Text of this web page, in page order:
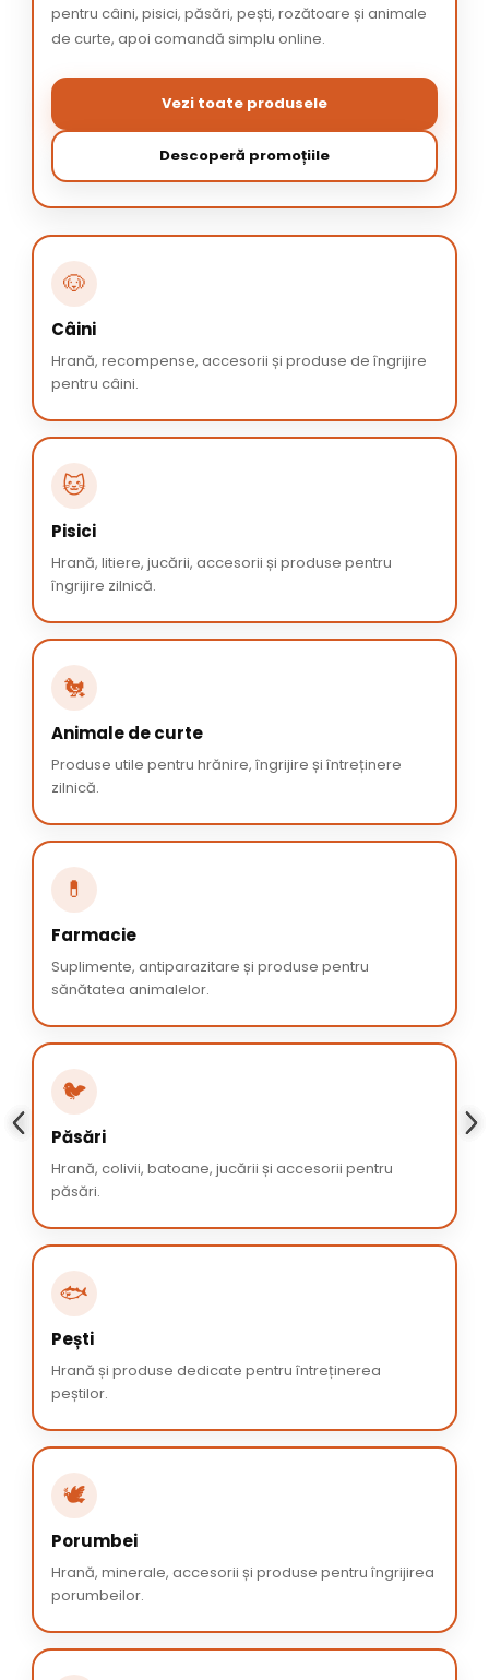
pentru câini, pisici, păsări, pești, rozătoare și animale
de curte, apoi comandă simplu online.
Vezi toate produsele
Descoperă promoțiile
🐶
Câini
Hrană, recompense, accesorii și produse de îngrijire
pentru câini.
🐱
Pisici
Hrană, litiere, jucării, accesorii și produse pentru
îngrijire zilnică.
🐔
Animale de curte
Produse utile pentru hrănire, îngrijire și întreținere
zilnică.
💊
Farmacie
Suplimente, antiparazitare și produse pentru
sănătatea animalelor.
🐦
Păsări
Hrană, colivii, batoane, jucării și accesorii pentru
păsări.
🐟
Pești
Hrană și produse dedicate pentru întreținerea
peștilor.
🕊️
Porumbei
Hrană, minerale, accesorii și produse pentru îngrijirea
porumbeilor.